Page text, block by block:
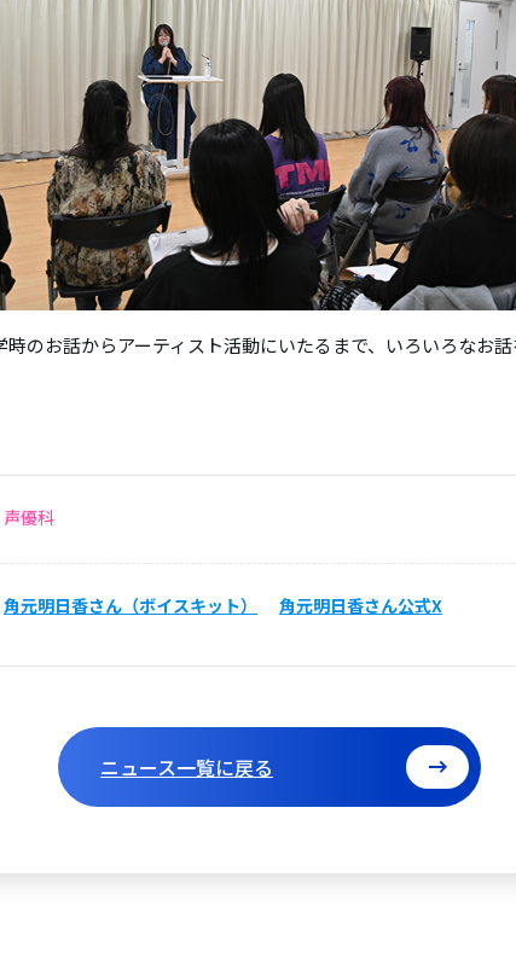
時のお話からアーティスト活動にいたるまで、いろいろなお
声優科
角元明日香さん（ボイスキット） 角元明日香さん公式X
ニュース一覧に戻る